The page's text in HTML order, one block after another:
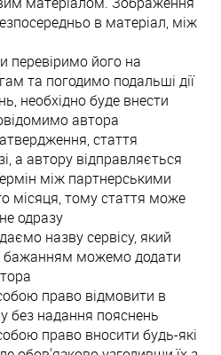
в матеріал, між
перевіримо його на
та погодимо подальші дії
необхідно буде внести
автора
стаття
а автору відправляється
між партнерськими
місяця, тому стаття може
одразу
назву сервісу, який
бажанням можемо додати
право відмовити в
без надання пояснень
право вносити будь-які